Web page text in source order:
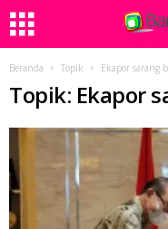
Beranda Topik Ekapor sarang
Topik: Ekapor